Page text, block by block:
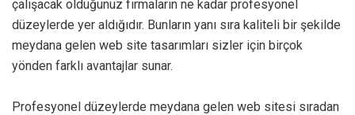
çalışacak olduğunuz firmaların ne kadar profesyonel
düzeylerde yer aldığıdır. Bunların yanı sıra kaliteli bir şekilde
meydana gelen web site tasarımları sizler için birçok
yönden farklı avantajlar sunar.
Profesyonel düzeylerde meydana gelen web sitesi sıradan